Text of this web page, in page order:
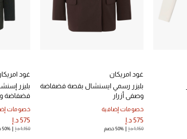
غود امريكان
بليزر رسمي ايسنشال بقصة فضفاضة
وصفي أزرار
خصومات إضافية
575 د.إ
1,150 د.إ 50% خصم
غود
بليزر
فضفاضة
خصومات
575 د.إ
1,150 د.إ 50% خصم